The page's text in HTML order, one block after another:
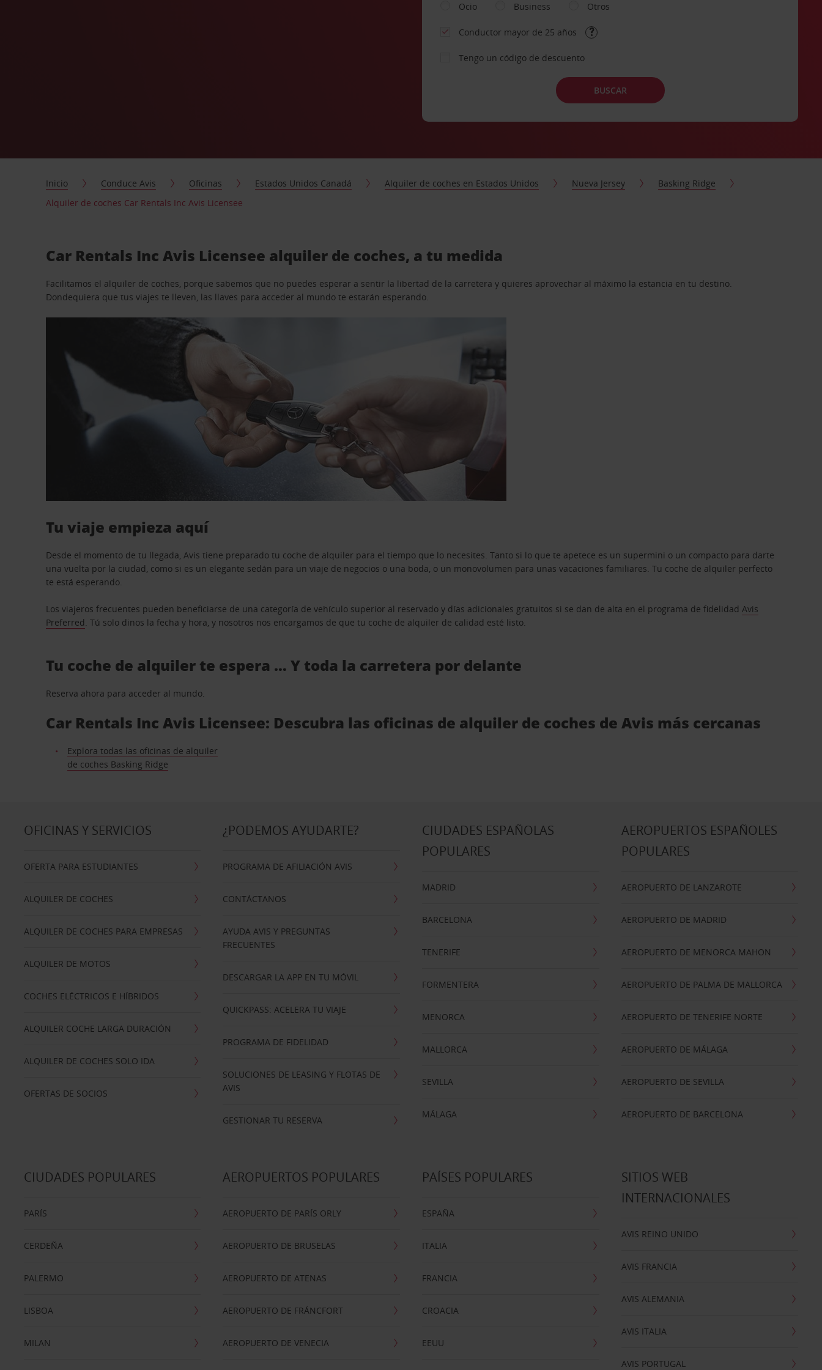
Ocio
Business Otros
Conductor mayor de 25 años
Tengo un código de descuento
BUSCAR
Inicio Conduce Avis Oficinas Estados Unidos Canadá Alquiler de coches en Estados Unidos Nueva Jersey
Basking Ridge
Alquiler de coches Car Rentals Inc Avis Licensee
Car Rentals Inc Avis Licensee alquiler de coches, a tu medida
Facilitamos el alquiler de coches, porque sabemos que no puedes esperar a sentir la libertad de la carretera y quieres aprovechar al máximo la estancia en tu destino.
Dondequiera que tus viajes te lleven, las llaves para acceder al mundo te estarán esperando.
Tu viaje empieza aquí
Desde el momento de tu llegada, Avis tiene preparado tu coche de alquiler para el tiempo que lo necesites. Tanto si lo que te apetece es un supermini o un compacto para darte
una vuelta por la ciudad, como si es un elegante sedán para un viaje de negocios o una boda, o un monovolumen para unas vacaciones familiares. Tu coche de alquiler perfecto
te está esperando.
Los viajeros frecuentes pueden beneficiarse de una categoría de vehículo superior al reservado y días adicionales gratuitos si se dan de alta en el programa de fidelidadAvis
Preferred. Tú solo dinos la fecha y hora, y nosotros nos encargamos de que tu coche de alquiler de calidad esté listo.
Tu coche de alquiler te espera … Y toda la carretera por delante
Reserva ahora para acceder al mundo.
Car Rentals Inc Avis Licensee: Descubra las oficinas de alquiler de coches de Avis más cercanas
Explora todas las oficinas de alquiler
de coches Basking Ridge
OFICINAS Y SERVICIOS
OFERTA PARA ESTUDIANTES
ALQUILER DE COCHES
ALQUILER DE COCHES PARA EMPRESAS
ALQUILER DE MOTOS
COCHES ELÉCTRICOS E HÍBRIDOS
ALQUILER COCHE LARGA DURACIÓN
ALQUILER DE COCHES SOLO IDA
OFERTAS DE SOCIOS
¿PODEMOS AYUDARTE?
PROGRAMA DE AFILIACIÓN AVIS
CONTÁCTANOS
AYUDA AVIS Y PREGUNTAS
FRECUENTES
DESCARGAR LA APP EN TU MÓVIL
QUICKPASS: ACELERA TU VIAJE
PROGRAMA DE FIDELIDAD
SOLUCIONES DE LEASING Y FLOTAS DE
AVIS
GESTIONAR TU RESERVA
CIUDADES ESPAÑOLAS
POPULARES
MADRID
BARCELONA
TENERIFE
FORMENTERA
MENORCA
MALLORCA
SEVILLA
MÁLAGA
AEROPUERTOS ESPAÑOLES
POPULARES
AEROPUERTO DE LANZAROTE
AEROPUERTO DE MADRID
AEROPUERTO DE MENORCA MAHON
AEROPUERTO DE PALMA DE MALLORCA
AEROPUERTO DE TENERIFE NORTE
AEROPUERTO DE MÁLAGA
AEROPUERTO DE SEVILLA
AEROPUERTO DE BARCELONA
CIUDADES POPULARES
PARÍS
CERDEÑA
PALERMO
LISBOA
MILAN
AEROPUERTOS POPULARES
AEROPUERTO DE PARÍS ORLY
AEROPUERTO DE BRUSELAS
AEROPUERTO DE ATENAS
AEROPUERTO DE FRÁNCFORT
AEROPUERTO DE VENECIA
PAÍSES POPULARES
ESPAÑA
ITALIA
FRANCIA
CROACIA
EEUU
SITIOS WEB
INTERNACIONALES
AVIS REINO UNIDO
AVIS FRANCIA
AVIS ALEMANIA
AVIS ITALIA
AVIS PORTUGAL